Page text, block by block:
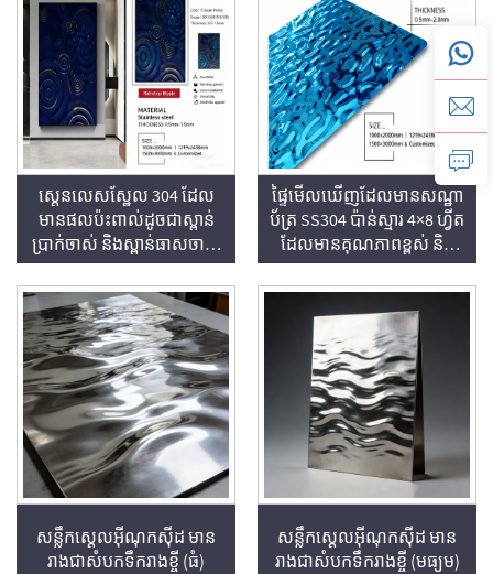
ស្តេនលេសស្ឋែល 304 ដែល
មានផលប៉ះពាល់ដូចជាស្ពាន់
ប្រាក់ចាស់ និងស្ពាន់ធាសចាស់
រចនាប័ទ្មរលកទឹកភ្លៅ សម្រាប់
ជញ្ជាំងស្ថាបត្យកម្មដែលមានអត្ត
សញ្ញាណ កម្រាស់ 0.5–1.5 មម
មានទំហំប្ដូរបានតាមតម្រូវការ
ផ្ទៃមើលឃើញដែលមានសណ្ឋា
ប័ត្រ SS304 ប៉ាន់ស្មារ 4×8 ហ្វីត
ដែលមានគុណភាពខ្ពស់ និង
រចនាប័ទ្មរលកដែលហូរចុះ
សន្លឹកស្តេលអ៊ីណុកស៊ីដ មាន
រាងជាសំបកទឹករាងខ្ចី (ធំ)
សន្លឹកស្តេលអ៊ីណុកស៊ីដ មាន
រាងជាសំបកទឹករាងខ្ចី (មធ្យម)